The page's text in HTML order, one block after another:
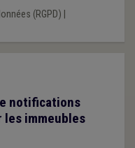
(RGPD)
notifications
immeubles